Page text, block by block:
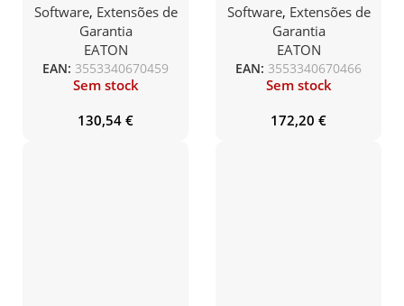
node M5
Software, Extensões de
Garantia
EATON
EAN: 3553340670459
Sem stock
130,54 €
node M1
Software, Extensões de
Garantia
EATON
EAN: 3553340670466
Sem stock
172,20 €